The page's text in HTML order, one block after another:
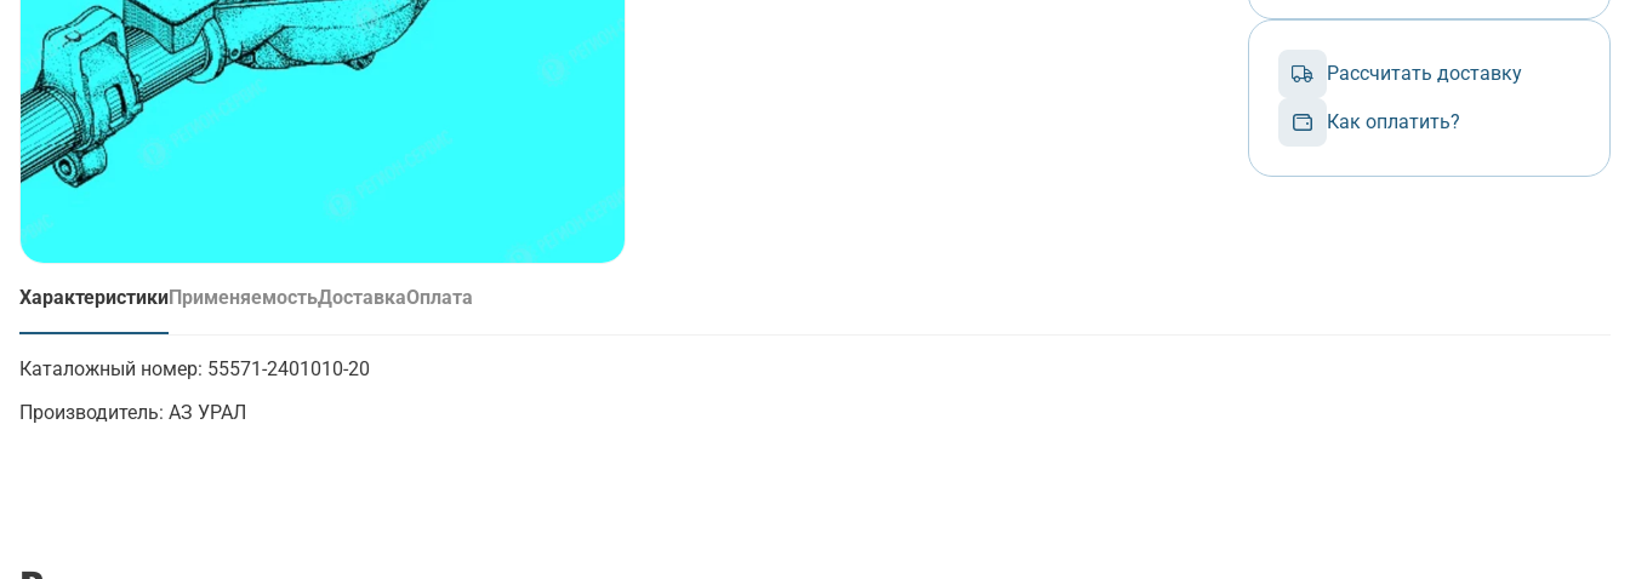
Рассчитать доставку
Как оплатить?
Характеристики
(активная вкладка)
ПрименяемостьДоставкаОплата
Каталожный номер: 55571-2401010-20
Производитель: АЗ УРАЛ